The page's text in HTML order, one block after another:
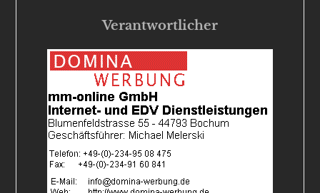
Verantwortlicher